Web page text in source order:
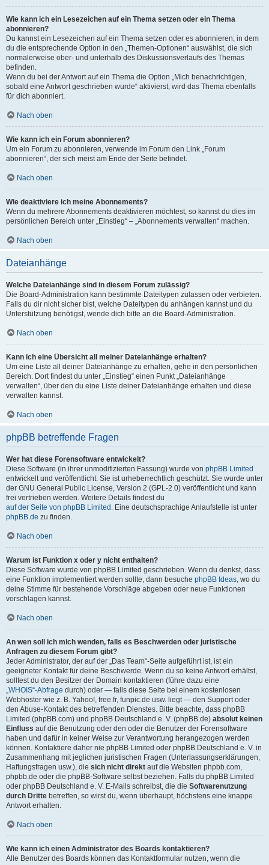
Wie kann ich ein Lesezeichen auf ein Thema setzen oder ein Thema
abonnieren?
Du kannst ein Lesezeichen auf ein Thema setzen oder es abonnieren, in dem
du die entsprechende Option in den „Themen-Optionen“ auswählst, die sich
normalerweise ober- und unterhalb des Diskussionsverlaufs des Themas
befinden.
Wenn du bei der Antwort auf ein Thema die Option „Mich benachrichtigen,
sobald eine Antwort geschrieben wurde“ aktivierst, wird das Thema ebenfalls
für dich abonniert.
Nach oben
Wie kann ich ein Forum abonnieren?
Um ein Forum zu abonnieren, verwende im Forum den Link „Forum
abonnieren“, der sich meist am Ende der Seite befindet.
Nach oben
Wie deaktiviere ich meine Abonnements?
Wenn du mehrere Abonnements deaktivieren möchtest, so kannst du dies im
persönlichen Bereich unter „Einstieg“ – „Abonnements verwalten“ machen.
Nach oben
Dateianhänge
Welche Dateianhänge sind in diesem Forum zulässig?
Die Board-Administration kann bestimmte Dateitypen zulassen oder verbieten.
Falls du dir nicht sicher bist, welche Dateitypen du anhängen kannst und du
Unterstützung benötigst, wende dich bitte an die Board-Administration.
Nach oben
Kann ich eine Übersicht all meiner Dateianhänge erhalten?
Um eine Liste all deiner Dateianhänge zu erhalten, gehe in den persönlichen
Bereich. Dort findest du unter „Einstieg“ einen Punkt „Dateianhänge
verwalten“, über den du eine Liste deiner Dateianhänge erhalten und diese
verwalten kannst.
Nach oben
phpBB betreffende Fragen
Wer hat diese Forensoftware entwickelt?
Diese Software (in ihrer unmodifizierten Fassung) wurde von phpBB Limited
entwickelt und veröffentlicht. Sie ist urheberrechtlich geschützt. Sie wurde unter
der GNU General Public License, Version 2 (GPL-2.0) veröffentlicht und kann
frei vertrieben werden. Weitere Details findest du
auf der Seite von phpBB Limited . Eine deutschsprachige Anlaufstelle ist unter
phpBB.de zu finden.
Nach oben
Warum ist Funktion x oder y nicht enthalten?
Diese Software wurde von phpBB Limited geschrieben. Wenn du denkst, dass
eine Funktion implementiert werden sollte, dann besuche phpBB Ideas, wo du
deine Stimme für bestehende Vorschläge abgeben oder neue Funktionen
vorschlagen kannst.
Nach oben
An wen soll ich mich wenden, falls es Beschwerden oder juristische
Anfragen zu diesem Forum gibt?
Jeder Administrator, der auf der „Das Team“-Seite aufgeführt ist, ist ein
geeigneter Kontakt für deine Beschwerde. Wenn du so keine Antwort erhältst,
solltest du den Besitzer der Domain kontaktieren (führe dazu eine
„WHOIS“-Abfrage durch) oder — falls diese Seite bei einem kostenlosen
Webhoster wie z. B. Yahoo!, free.fr, funpic.de usw. liegt — den Support oder
den Abuse-Kontakt des betreffenden Dienstes. Bitte beachte, dass phpBB
Limited (phpBB.com) und phpBB Deutschland e. V. (phpBB.de) absolut keinen
Einfluss auf die Benutzung oder den oder die Benutzer der Forensoftware
haben und dafür in keiner Weise zur Verantwortung herangezogen werden
können. Kontaktiere daher nie phpBB Limited oder phpBB Deutschland e. V. in
Zusammenhang mit jeglichen juristischen Fragen (Unterlassungserklärungen,
Haftungsfragen usw.), die sich nicht direkt auf die Websiten phpbb.com,
phpbb.de oder die phpBB-Software selbst beziehen. Falls du phpBB Limited
oder phpBB Deutschland e. V. E-Mails schreibst, die die Softwarenutzung
durch Dritte betreffen, so wirst du, wenn überhaupt, höchstens eine knappe
Antwort erhalten.
Nach oben
Wie kann ich einen Administrator des Boards kontaktieren?
Alle Benutzer des Boards können das Kontaktformular nutzen, wenn die